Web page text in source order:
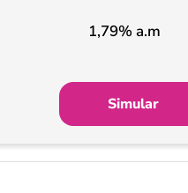
1,79% a.m
Simular